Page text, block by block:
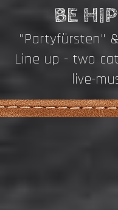
BE
"Partyfürsten"
Line up - two
live-